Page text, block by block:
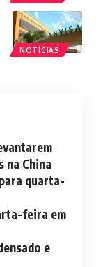
NOTÍCIAS
na China
quarta-
feira em
e